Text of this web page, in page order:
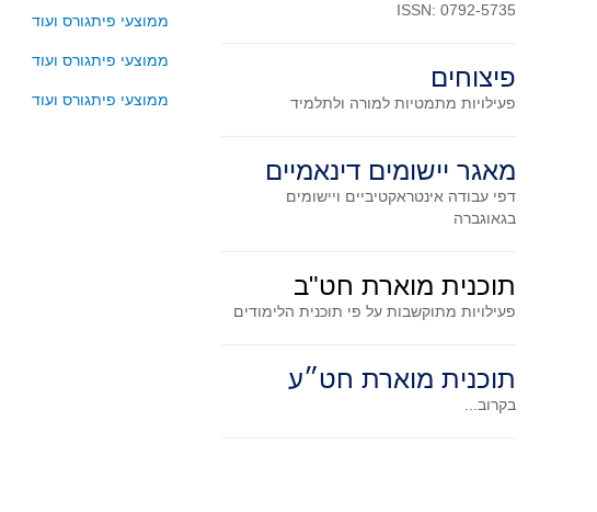
ממוצעי פיתגורס ועוד
ממוצעי פיתגורס ועוד
ממוצעי פיתגורס ועוד
ISSN: 0792-5735
פיצוחים
פעילויות מתמטיות למורה ולתלמיד
מאגר יישומים דינאמיים
דפי עבודה אינטראקטיביים ויישומים
בגאוגברה
תוכנית מוארת חט"ב
פעילויות מתוקשבות על פי תוכנית הלימודים
תוכנית מוארת חט״ע
בקרוב...